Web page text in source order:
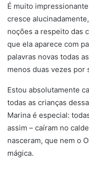
É muito
cresce
noções a respeito das
que ela aparece com
palavras novas todas
menos duas vezes por
Estou absolutamente
todas as crianças
Marina é especial:
assim – caíram no
nasceram, que nem o
mágica.